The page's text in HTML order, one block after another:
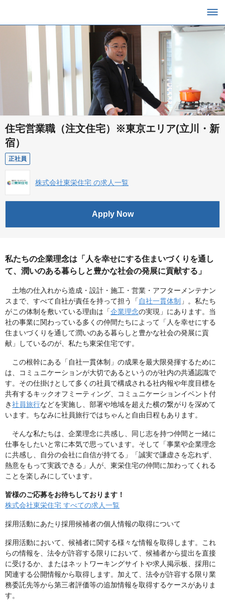
住宅営業職（注文住宅）※東京エリア(立川・新
宿）
正社員
株式会社東栄住宅 の求人一覧
Apply Now
私たちの企業理念は「人を幸せにする住まいづくりを通し
て、潤いのある暮らしと豊かな社会の発展に貢献する」
土地の仕入れから造成・設計・施工・営業・アフターメンテナン
スまで、すべて自社が責任を持って担う「 自社一貫体制 」。私たち
がこの体制を敷いている理由は「企業理念の実現」にあります。当
社の事業に関わっている多くの仲間たちによって「人を幸せにする
住まいづくりを通して潤いのある暮らしと豊かな社会の発展に貢
献」しているのが、私たち東栄住宅です。
この根幹にある「自社一貫体制」の成果を最大限発揮するために
は、コミュニケーションが大切であるというのが社内の共通認識で
す。その仕掛けとして多くの社員で構成される社内報や年度目標を
共有するキックオフミーティング、コミュニケーションイベント付
き社員旅行などを実施し、部署や地域を超えた横の繋がりを深めて
います。ちなみに社員旅行ではちゃんと自由日程もあります。
そんな私たちは、企業理念に共感し、同じ志を持つ仲間と一緒に
仕事をしたいと常に本気で思っています。そして「事業や企業理念
に共感し、自分の会社に自信が持てる」「誠実で謙虚さを忘れず、
熱意をもって実践できる」人が、東栄住宅の仲間に加わってくれる
ことを楽しみにしています。
皆様のご応募をお待ちしております！
株式会社東栄住宅 すべての求人一覧
採用活動にあたり採用候補者の個人情報の取得について
採用活動において、候補者に関する様々な情報を取得します。これ
らの情報を、法令が許容する限りにおいて、候補者から提出を直接
に受けるか、またはネットワーキングサイトや求人掲示板、採用に
関連する公開情報から取得します。加えて、法令が許容する限り業
務委託先等から第三者評価等の追加情報を取得するケースがありま
す。